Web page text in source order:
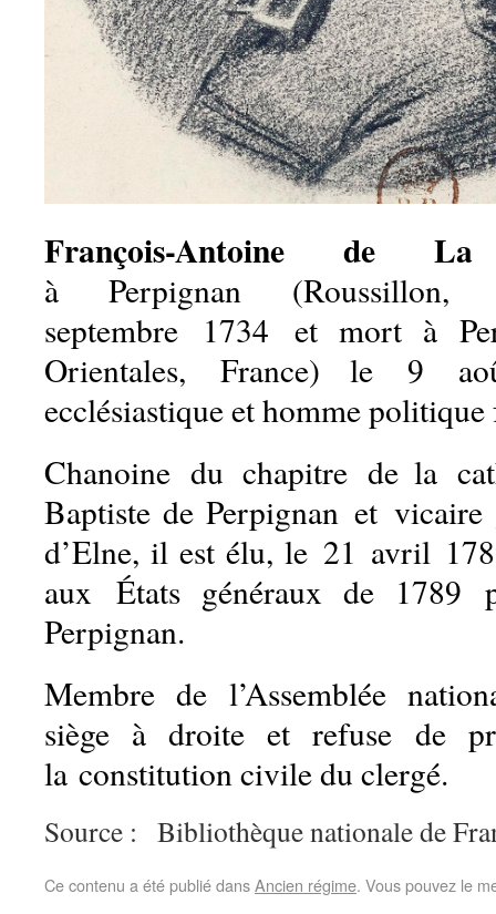
François-Antoine de La
à Perpignan
septembre 1734 et mort à
Orientales, France) le 9
ecclésiastique et homme politique
Chanoine du chapitre de la
Baptiste de Perpignan et
d’Elne, il est élu, le 21 avril
aux États généraux de 1789
Perpignan.
Membre de l’Assemblée
siège à droite et refuse de
la constitution civile du clergé.
Source : Bibliothèque nationale de
Ce contenu a été publié dansAncien régime. Vous pouvez le